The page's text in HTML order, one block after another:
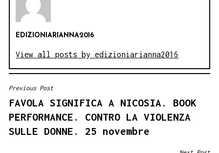
EDIZIONIARIANNA2016
View all posts by edizioniarianna2016
NAVIGAZIONE
ARTICOLI
Previous Post
FAVOLA SIGNIFICA A NICOSIA. BOOK
PERFORMANCE. CONTRO LA VIOLENZA
SULLE DONNE. 25 novembre